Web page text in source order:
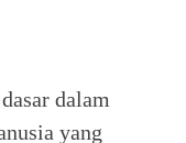
dalam
yang